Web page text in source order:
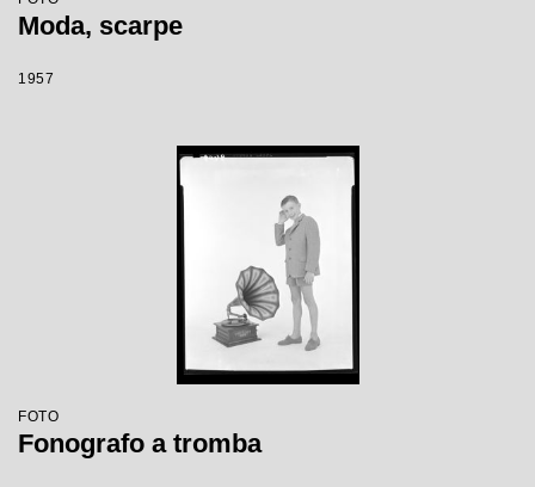
Moda, scarpe
1957
FOTO
Fonografo a tromba